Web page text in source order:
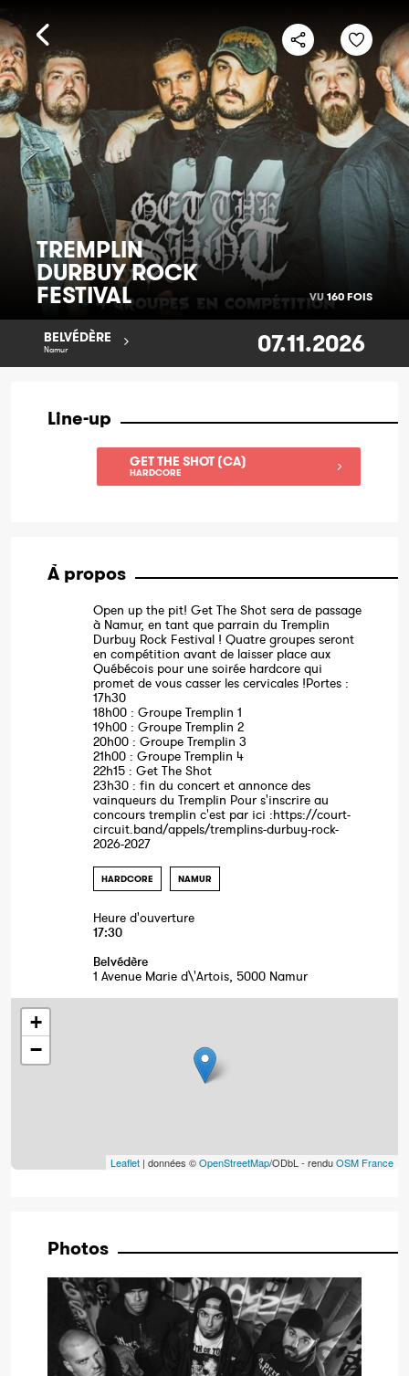
TREMPLIN
DURBUY ROCK
FESTIVAL VU160 FOIS
BELVÉDÈRE
Namur 07.11.2026
Line-up
GET THE SHOT (CA)
HARDCORE
À propos
Open up the pit! Get The Shot sera de passage
à Namur, en tant que parrain du Tremplin
Durbuy Rock Festival ! Quatre groupes seront
en compétition avant de laisser place aux
Québécois pour une soirée hardcore qui
promet de vous casser les cervicales !Portes :
17h30
18h00 : Groupe Tremplin 1
19h00 : Groupe Tremplin 2
20h00 : Groupe Tremplin 3
21h00 : Groupe Tremplin 4
22h15 : Get The Shot
23h30 : fin du concert et annonce des
vainqueurs du Tremplin Pour s'inscrire au
concours tremplin c'est par ici :https://court-
circuit.band/appels/tremplins-durbuy-rock-
2026-2027
HARDCORE NAMUR
Heure d'ouverture
17:30
Belvédère
1 Avenue Marie d\'Artois, 5000 Namur
+
−
Leaflet | données ©OpenStreetMap/ODbL - renduOSM France
Photos